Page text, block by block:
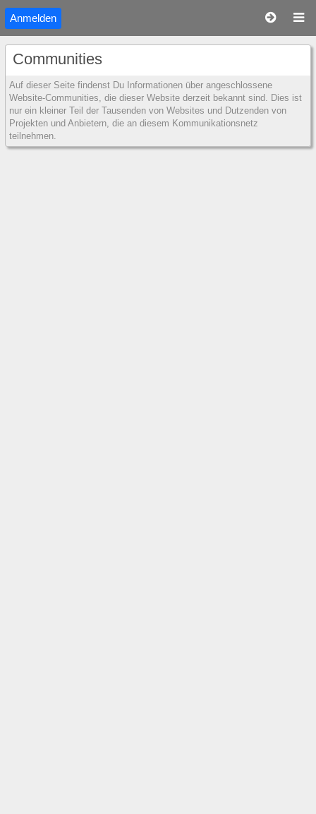
Anmelden
Communities
Auf dieser Seite findenst Du Informationen über angeschlossene
Website-Communities, die dieser Website derzeit bekannt sind. Dies ist
nur ein kleiner Teil der Tausenden von Websites und Dutzenden von
Projekten und Anbietern, die an diesem Kommunikationsnetz
teilnehmen.